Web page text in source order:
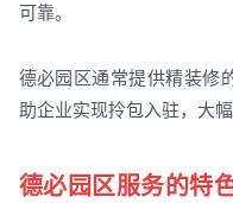
可靠。
德必园区通常提供精装修
助企业实现拎包入驻，大
德必园区服务的特